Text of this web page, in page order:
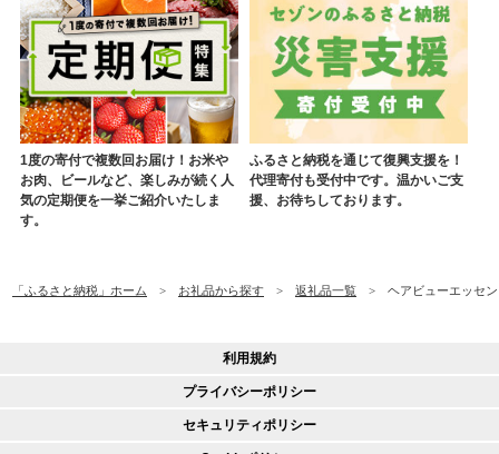
1度の寄付で複数回お届け！お米や
お肉、ビールなど、楽しみが続く人
気の定期便を一挙ご紹介いたしま
す。
ふるさと納税を通じて復興支援を！
代理寄付も受付中です。温かいご支
援、お待ちしております。
「ふるさと納税」ホーム お礼品から探す 返礼品一覧 ヘアビューエッセ
利用規約
プライバシーポリシー
セキュリティポリシー